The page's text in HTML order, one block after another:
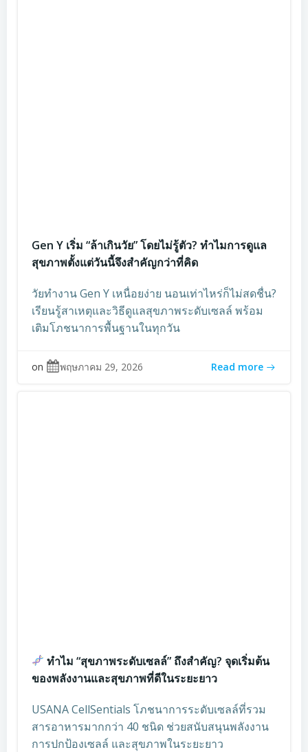
Gen Y เริ่ม “ล้าเกินวัย” โดยไม่รู้ตัว? ทำไมการดูแล
สุขภาพตั้งแต่วันนี้จึงสำคัญกว่าที่คิด
วัยทำงาน Gen Y เหนื่อยง่าย นอนเท่าไหร่ก็ไม่สดชื่น?
เรียนรู้สาเหตุและวิธีดูแลสุขภาพระดับเซลล์ พร้อม
เติมโภชนาการพื้นฐานในทุกวัน
on พฤษภาคม 29, 2026 Read more
ทำไม “สุขภาพระดับเซลล์” ถึงสำคัญ? จุดเริ่มต้น
ของพลังงานและสุขภาพที่ดีในระยะยาว
USANA CellSentials โภชนาการระดับเซลล์ที่รวม
สารอาหารมากกว่า 40 ชนิด ช่วยสนับสนุนพลังงาน
การปกป้องเซลล์ และสุขภาพในระยะยาว